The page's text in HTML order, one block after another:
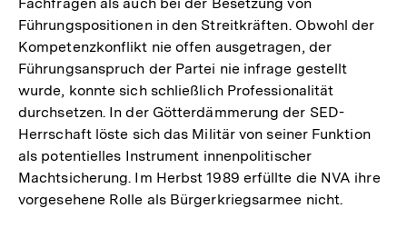
Führungspositionen in den Streitkräften. Obwohl der
Kompetenzkonflikt nie offen ausgetragen, der
Führungsanspruch der Partei nie infrage gestellt
wurde, konnte sich schließlich Professionalität
durchsetzen. In der Götterdämmerung der SED-
Herrschaft löste sich das Militär von seiner Funktion
als potentielles Instrument innenpolitischer
Machtsicherung. Im Herbst 1989 erfüllte die NVA ihre
vorgesehene Rolle als Bürgerkriegsarmee nicht.